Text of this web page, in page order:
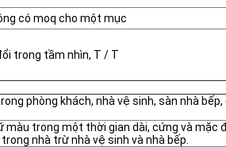
có moq cho một mục
trong tầm nhìn, T / T
phòng khách, nhà vệ sinh, sàn nhà
màu trong một thời gian dài, cứng và mặc
nhà trừ nhà vệ sinh và nhà bếp.